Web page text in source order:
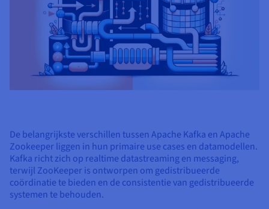
De belangrijkste verschillen tussen Apache Kafka en Apache
Zookeeper liggen in hun primaire use cases en datamodellen.
Kafka richt zich op realtime datastreaming en messaging,
terwijl ZooKeeper is ontworpen om gedistribueerde
coördinatie te bieden en de consistentie van gedistribueerde
systemen te behouden.